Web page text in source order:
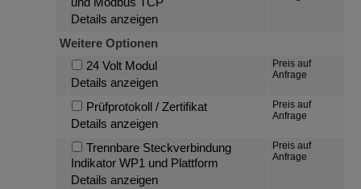
Details anzeigen
Weitere Optionen
24 Volt Modul
Details anzeigen
Preis auf
Anfrage
Prüfprotokoll / Zertifikat
Details anzeigen
Preis auf
Anfrage
Trennbare Steckverbindung
Indikator WP1 und Plattform
Details anzeigen
Preis auf
Anfrage